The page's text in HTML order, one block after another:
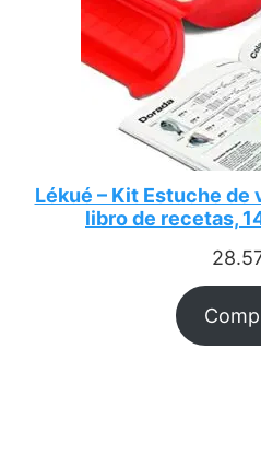
Lékué – Kit Estuche de
libro de recetas,